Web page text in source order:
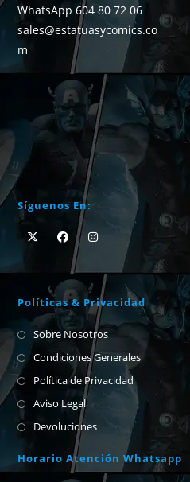
WhatsApp 604 80 72 06
sales@estatuasycomics.co
m
Síguenos En:
Políticas & Privacidad
Sobre Nosotros
Condiciones Generales
Política de Privacidad
Aviso Legal
Devoluciones
Horario Atención Whatsapp